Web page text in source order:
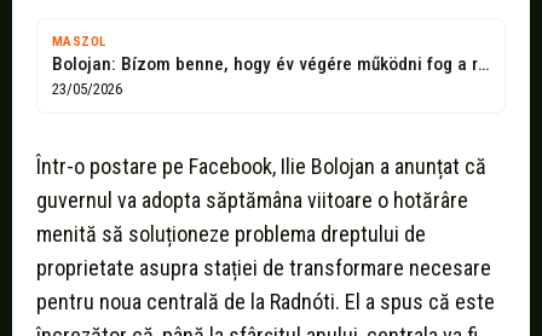
MASZOL
Bolojan: Bízom benne, hogy év végére működni fog a radnóti hőerőmű
23/05/2026
Într-o postare pe Facebook, Ilie Bolojan a anunțat că
guvernul va adopta săptămâna viitoare o hotărâre
menită să soluționeze problema dreptului de
proprietate asupra stației de transformare necesare
pentru noua centrală de la Radnóti. El a spus că este